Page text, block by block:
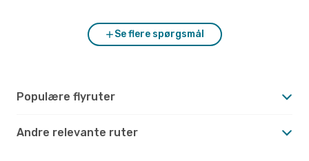
Se flere spørgsmål
Populære flyruter
Andre relevante ruter